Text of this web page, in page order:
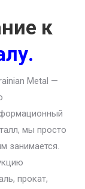
к
Metal —
мы просто
занимается.
прокат,